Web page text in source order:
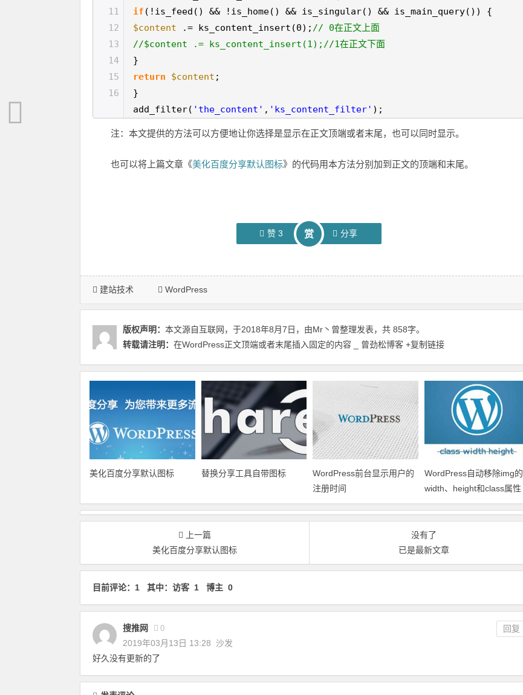
11
12
13
14
15
16
if (!is_feed() && !is_home() && is_singular() && is_main_query()) {
$content
.= ks_content_insert(0); // 0在正文上面
//$content .= ks_content_insert(1);//1在正文下面
}
return
$content ;
}
add_filter( 'the_content' , 'ks_content_filter' );
注：本文提供的方法可以方便地让你选择是显示在正文顶端或者末尾，也可以同时显示。
也可以将上篇文章《美化百度分享默认图标》的代码用本方法分别加到正文的顶端和末尾。
赞 3 赏 分享
建站技术 WordPress
版权声明： 本文源自互联网，于2018年8月7日，由Mr丶曾整理发表，共 858字。
转载请注明： 在WordPress正文顶端或者末尾插入固定的内容 _ 曾劲松博客 +复制链接
美化百度分享默认图标 替换分享工具自带图标
WordPress前台显示用户的
注册时间
WordPress自动移除img的
width、height和class属性
上一篇
美化百度分享默认图标
没有了
已是最新文章
目前评论：1 其中：访客 1 博主 0
搜推网 0
回复
2019年03月13日 13:28
沙发
好久没有更新的了